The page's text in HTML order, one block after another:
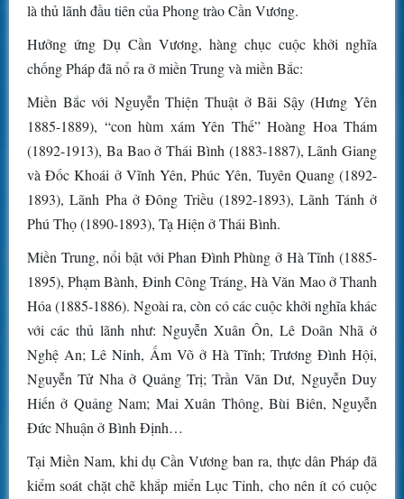
là thủ lãnh đầu tiên của Phong trào Cần Vương.
Hưởng ứng Dụ Cần Vương, hàng chục cuộc khởi nghĩa
chống Pháp đã nổ ra ở miền Trung và miền Bắc:
Miền Bắc với Nguyễn Thiện Thuật ở Bãi Sậy (Hưng Yên
1885-1889), “con hùm xám Yên Thế” Hoàng Hoa Thám
(1892-1913), Ba Bao ở Thái Bình (1883-1887), Lãnh Giang
và Đốc Khoái ở Vĩnh Yên, Phúc Yên, Tuyên Quang (1892-
1893), Lãnh Pha ở Đông Triều (1892-1893), Lãnh Tánh ở
Phú Thọ (1890-1893), Tạ Hiện ở Thái Bình.
Miền Trung, nổi bật với Phan Đình Phùng ở Hà Tĩnh (1885-
1895), Phạm Bành, Đinh Công Tráng, Hà Văn Mao ở Thanh
Hóa (1885-1886). Ngoài ra, còn có các cuộc khởi nghĩa khác
với các thủ lãnh như: Nguyễn Xuân Ôn, Lê Doãn Nhã ở
Nghệ An; Lê Ninh, Ấm Võ ở Hà Tĩnh; Trương Đình Hội,
Nguyễn Tử Nha ở Quảng Trị; Trần Văn Dư, Nguyễn Duy
Hiến ở Quảng Nam; Mai Xuân Thông, Bùi Biên, Nguyễn
Đức Nhuận ở Bình Định…
Tại Miền Nam, khi dụ Cần Vương ban ra, thực dân Pháp đã
kiểm soát chặt chẽ khắp miển Lục Tỉnh, cho nên ít có cuộc